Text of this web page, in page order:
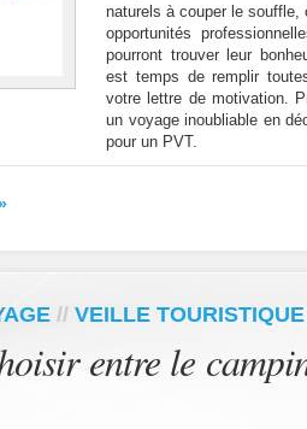
naturels à couper le
opportunités
pourront trouver leur
est temps de remplir
votre lettre de motivation.
un voyage inoubliable en
pour un PVT.
// VEILLE TOURISTIQUE
entre le